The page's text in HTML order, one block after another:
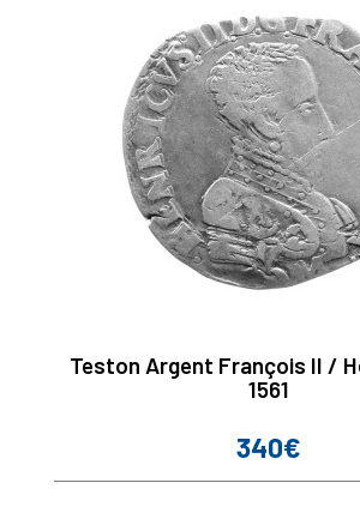
Teston Argent François II /
1561
Prix
340€